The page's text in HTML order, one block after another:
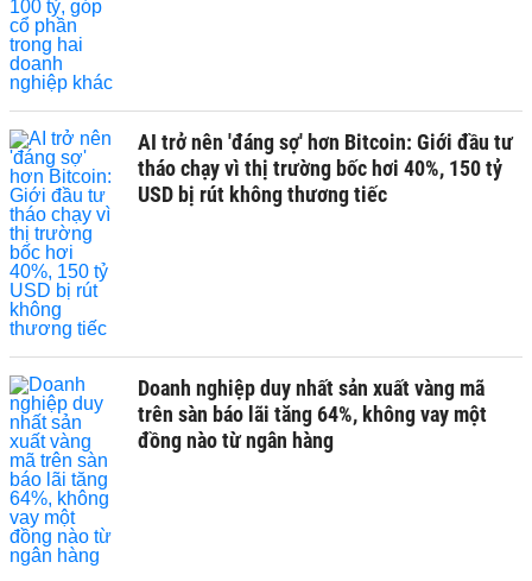
AI trở nên 'đáng sợ' hơn Bitcoin: Giới đầu tư
tháo chạy vì thị trường bốc hơi 40%, 150 tỷ
USD bị rút không thương tiếc
Doanh nghiệp duy nhất sản xuất vàng mã
trên sàn báo lãi tăng 64%, không vay một
đồng nào từ ngân hàng